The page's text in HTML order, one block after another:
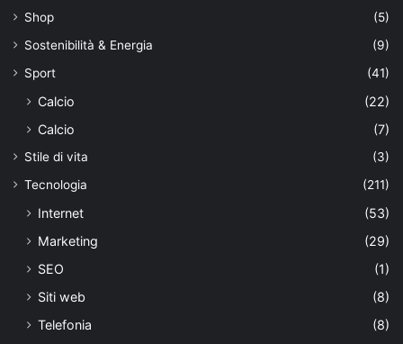
Shop
(5)
Sostenibilità & Energia
(9)
Sport
(41)
Calcio
(22)
Calcio
(7)
Stile di vita
(3)
Tecnologia
(211)
Internet
(53)
Marketing
(29)
SEO
(1)
Siti web
(8)
Telefonia
(8)